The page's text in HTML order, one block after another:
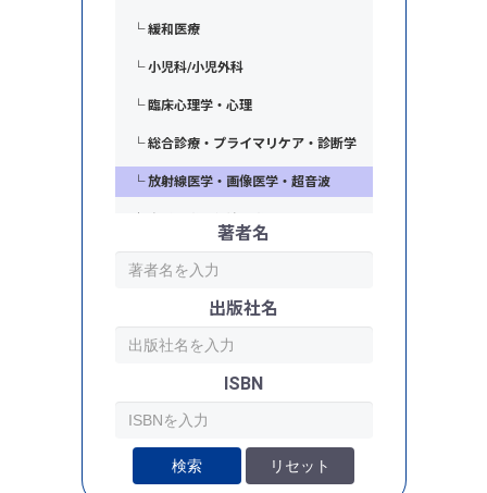
└ 緩和医療
└ 小児科/小児外科
└ 臨床心理学・心理
└ 総合診療・プライマリケア・診断学
└ 放射線医学・画像医学・超音波
著者名
出版社名
ISBN
検索 リセット